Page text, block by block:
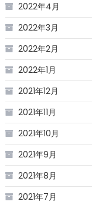
2022年4月
2022年3月
2022年2月
2022年1月
2021年12月
2021年11月
2021年10月
2021年9月
2021年8月
2021年7月